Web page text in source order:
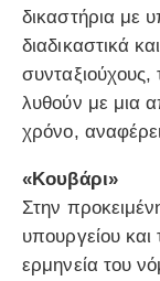
δικαστήρια με
διαδικαστικά
λυθούν με μια
χρόνο,
«Κουβάρι»
Στην
υπουργείου και
ερμηνεία του